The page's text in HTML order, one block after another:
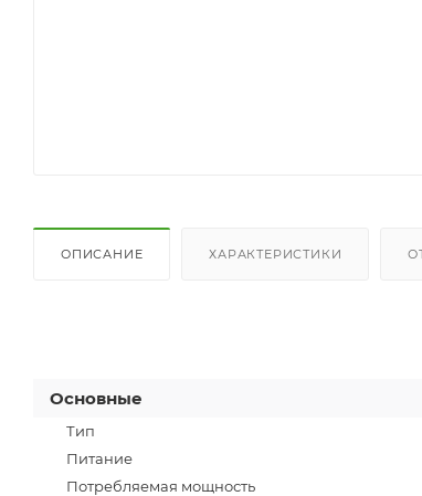
ОПИСАНИЕ ХАРАКТЕРИСТИКИ
Основные
Тип
Питание
Потребляемая мощность